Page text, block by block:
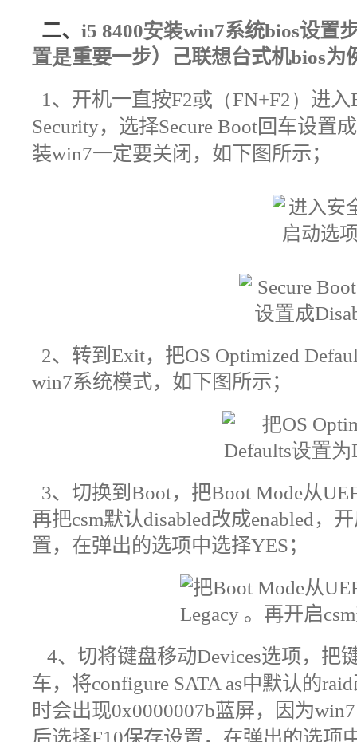
二、i5 8400安装win7系统bios设置
置是重要一步）己联想台式机bios为
1 、开机一直按F2或（FN+F2） 进入
Security，选择Secure Boot回车设置
装win7一定要关闭，如下图所示；
2、 转到Exit，把OS Optimized
win7系统模式，如下图所示；
3、切换到Boot，把Boot Mode从
再把csm默认disabled改成enabled，
置，在弹出的选项中选择YES；
4、切将键盘移动Devices选项，把
车，将configure SATA as中默认的
时会出现0x0000007b蓝屏，因为
后选择F10保存设置，在弹出的选项